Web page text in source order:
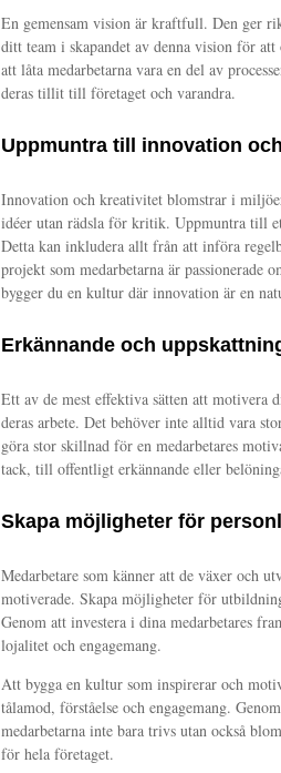
En gemensam vision är kraftfull. Den ger
ditt team i skapandet av denna vision för att
att låta medarbetarna vara en del av
deras tillit till företaget och varandra.
Uppmuntra till innovation
Innovation och kreativitet blomstrar i
idéer utan rädsla för kritik. Uppmuntra till
Detta kan inkludera allt från att införa
projekt som medarbetarna är passionerade
bygger du en kultur där innovation är en
Erkännande och
Ett av de mest effektiva sätten att motivera
deras arbete. Det behöver inte alltid vara
göra stor skillnad för en medarbetares
tack, till offentligt erkännande eller
Skapa möjligheter för
Medarbetare som känner att de växer och
motiverade. Skapa möjligheter för
Genom att investera i dina medarbetares
lojalitet och engagemang.
Att bygga en kultur som inspirerar och
tålamod, förståelse och engagemang.
medarbetarna inte bara trivs utan också
för hela företaget.